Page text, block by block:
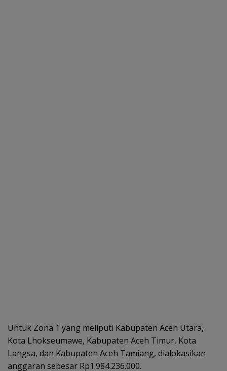
Untuk Zona 1 yang meliputi Kabupaten Aceh Utara,
Kota Lhokseumawe, Kabupaten Aceh Timur, Kota
Langsa, dan Kabupaten Aceh Tamiang, dialokasikan
anggaran sebesar Rp1.984.236.000.